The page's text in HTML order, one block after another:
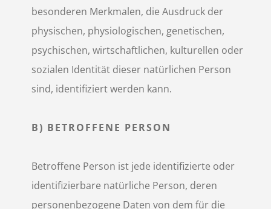
besonderen Merkmalen, die Ausdruck der
physischen, physiologischen, genetischen,
psychischen, wirtschaftlichen, kulturellen oder
sozialen Identität dieser natürlichen Person
sind, identifiziert werden kann.
B) BETROFFENE PERSON
Betroffene Person ist jede identifizierte oder
identifizierbare natürliche Person, deren
personenbezogene Daten von dem für die